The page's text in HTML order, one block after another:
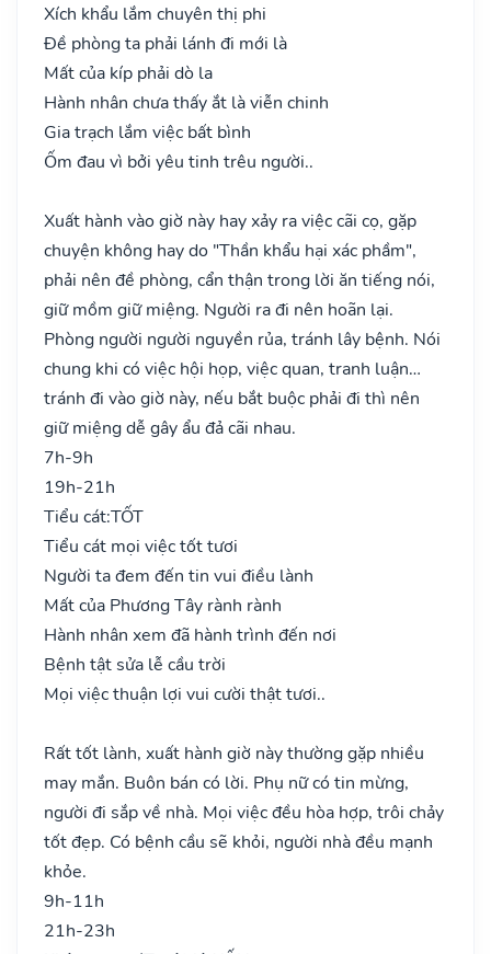
Xích khẩu lắm chuyên thị phi
Đề phòng ta phải lánh đi mới là
Mất của kíp phải dò la
Hành nhân chưa thấy ắt là viễn chinh
Gia trạch lắm việc bất bình
Ốm đau vì bởi yêu tinh trêu người..
Xuất hành vào giờ này hay xảy ra việc cãi cọ, gặp
chuyện không hay do "Thần khẩu hại xác phầm",
phải nên đề phòng, cẩn thận trong lời ăn tiếng nói,
giữ mồm giữ miệng. Người ra đi nên hoãn lại.
Phòng người người nguyền rủa, tránh lây bệnh. Nói
chung khi có việc hội họp, việc quan, tranh luận…
tránh đi vào giờ này, nếu bắt buộc phải đi thì nên
giữ miệng dễ gây ẩu đả cãi nhau.
7h-9h
19h-21h
Tiểu cát:TỐT
Tiểu cát mọi việc tốt tươi
Người ta đem đến tin vui điều lành
Mất của Phương Tây rành rành
Hành nhân xem đã hành trình đến nơi
Bệnh tật sửa lễ cầu trời
Mọi việc thuận lợi vui cười thật tươi..
Rất tốt lành, xuất hành giờ này thường gặp nhiều
may mắn. Buôn bán có lời. Phụ nữ có tin mừng,
người đi sắp về nhà. Mọi việc đều hòa hợp, trôi chảy
tốt đẹp. Có bệnh cầu sẽ khỏi, người nhà đều mạnh
khỏe.
9h-11h
21h-23h